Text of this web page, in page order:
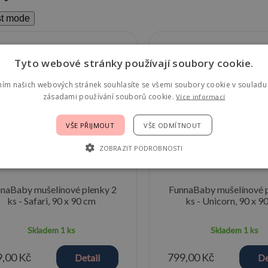
mode
mušelínové plenky 2
ks - Safari, 90 x 90 cm
Skladem 1 ks
Kč Detail
FunnaBaby mušelínové
ks - Unicorn, 90 x
Skladem 1 ks
799,00 Kč
Tyto webové stránky používají soubory cookie.
našich webových stránek souhlasíte se všemi soubory cookie v
zásadami používání souborů cookie.Více informací
VŠE PŘIJMOUT VŠE ODMÍTNOUT
ZOBRAZIT PODROBNOSTI